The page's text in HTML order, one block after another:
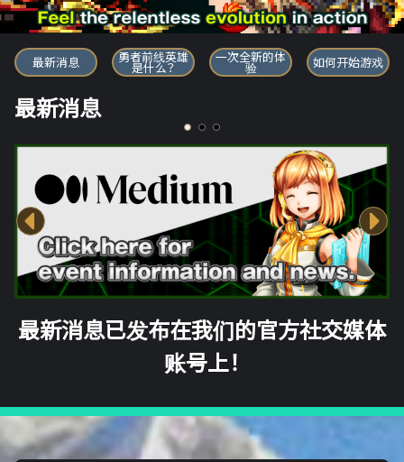
勇者前线英雄
最新消息 勇者前线英雄
是什么？
一次全新的体
验 如何开始游戏
最新消息
最新消息已发布在我们的官方社交媒体
账号上！